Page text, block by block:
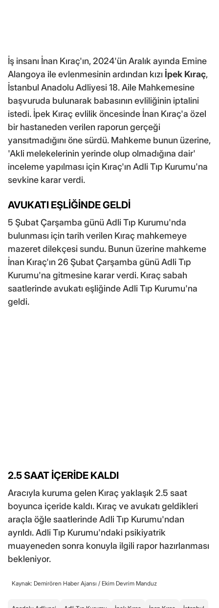
İş insanı İnan Kıraç'ın, 2024'ün Aralık ayında Emine
Alangoya ile evlenmesinin ardından kızı İpek Kıraç,
İstanbul Anadolu Adliyesi 18. Aile Mahkemesine
başvuruda bulunarak babasının evliliğinin iptalini
istedi. İpek Kıraç evlilik öncesinde İnan Kıraç'a özel
bir hastaneden verilen raporun gerçeği
yansıtmadığını öne sürdü. Mahkeme bunun üzerine,
'Akli melekelerinin yerinde olup olmadığına dair'
inceleme yapılması için Kıraç'ın Adli Tıp Kurumu'na
sevkine karar verdi.
AVUKATI EŞLİĞİNDE GELDİ
5 Şubat Çarşamba günü Adli Tıp Kurumu'nda
bulunması için tarih verilen Kıraç mahkemeye
mazeret dilekçesi sundu. Bunun üzerine mahkeme
İnan Kıraç'ın 26 Şubat Çarşamba günü Adli Tıp
Kurumu'na gitmesine karar verdi. Kıraç sabah
saatlerinde avukatı eşliğinde Adli Tıp Kurumu'na
geldi.
2.5 SAAT İÇERİDE KALDI
Aracıyla kuruma gelen Kıraç yaklaşık 2.5 saat
boyunca içeride kaldı. Kıraç ve avukatı geldikleri
araçla öğle saatlerinde Adli Tıp Kurumu'ndan
ayrıldı. Adli Tıp Kurumu'ndaki psikiyatrik
muayeneden sonra konuyla ilgili rapor hazırlanması
bekleniyor.
Kaynak: Demirören Haber Ajansı / Ekim Devrim Manduz